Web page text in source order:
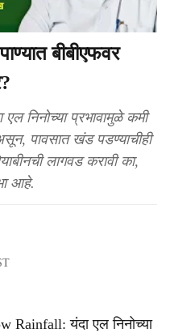
बीबीएफवर
निनोच्या प्रभावामुळे कमी
पावसात खंड पडण्याचीही
लागवड करावी का,
आहे.
Rainfall: यंदा एल निनोच्या